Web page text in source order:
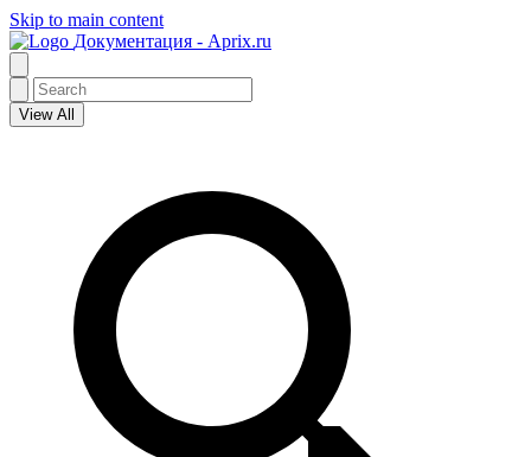
Skip to main content
Документация - Aprix.ru
View All